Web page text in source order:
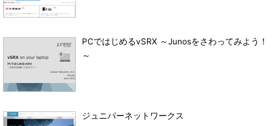
PCではじめるvSRX ～Junosをさわってみよう！
～
ジュニパーネットワークス